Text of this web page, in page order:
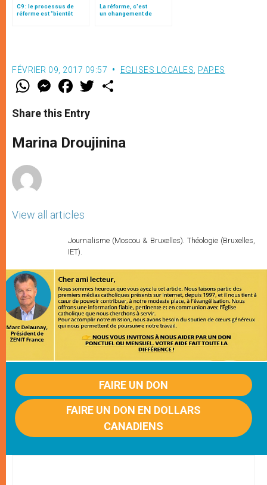
C9 : le processus de
réforme est "bientôt
La réforme, c'est
un changement de
FÉVRIER 09, 2017 09:57 EGLISES LOCALES PAPES
W
t
s
p
p
M
e
s
e
g
e
F
a
e
b
o
k
w
r
Share this Entry
Marina Droujinina
View all articles
Journalisme (Moscou & Bruxelles). Théologie (Bruxelles,
IET).
FAIRE UN DON
FAIRE UN DON EN DOLLARS
CANADIENS